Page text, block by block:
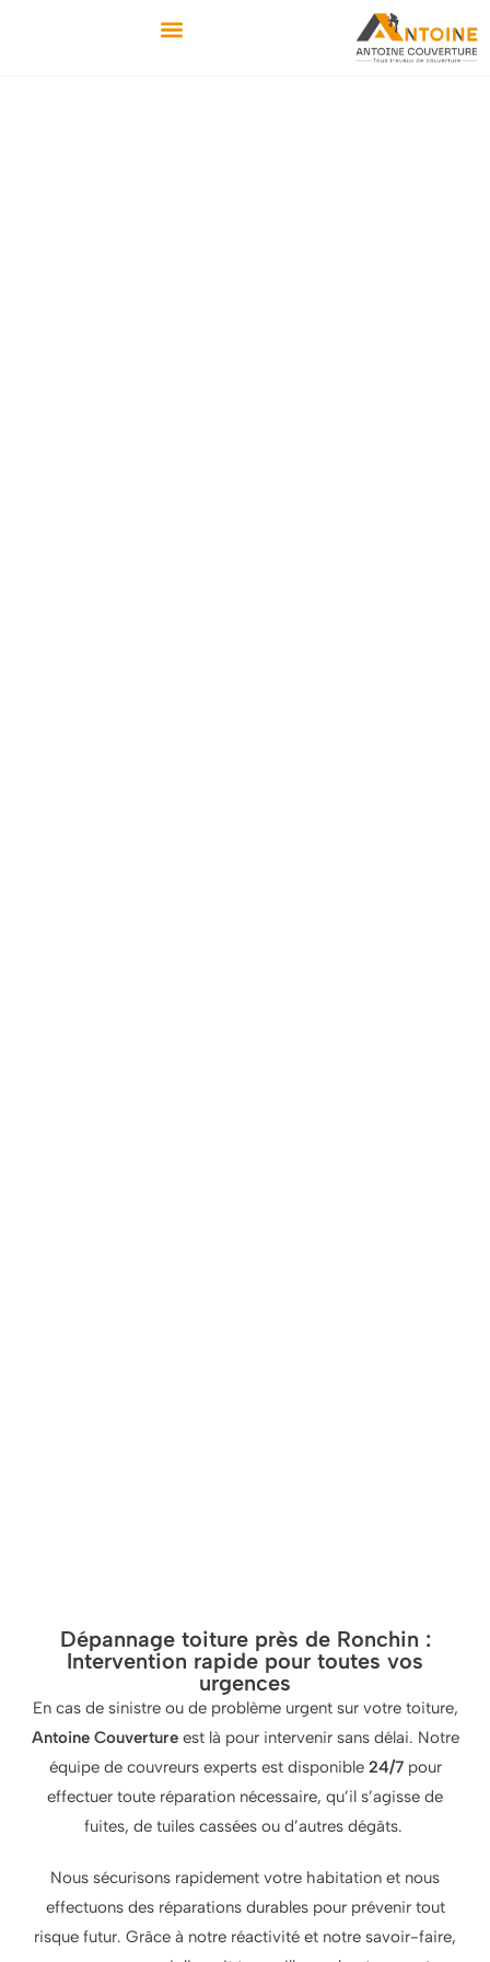
Dépannage toiture près de Ronchin :
Intervention rapide pour toutes vos
urgences
En cas de sinistre ou de problème urgent sur votre toiture,
Antoine Couvertureest là pour intervenir sans délai. Notre
équipe de couvreurs experts est disponible 24/7pour
effectuer toute réparation nécessaire, qu’il s’agisse de
fuites, de tuiles cassées ou d’autres dégâts.
Nous sécurisons rapidement votre habitation et nous
effectuons des réparations durables pour prévenir tout
risque futur. Grâce à notre réactivité et notre savoir-faire,